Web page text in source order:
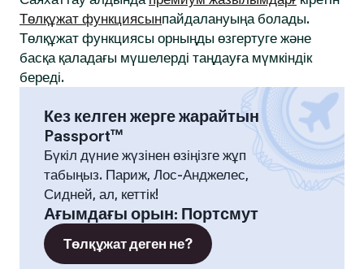
Төлқұжат функциясынпайдалануыңа болады.
Төлқұжат функциясы орныңды өзгертуге және
басқа қаладағы мүшелерді таңдауға мүмкіндік
береді.
Кез келген жерге жарайтын
Passport™
Бүкіл дүние жүзінен өзіңізге жұп
табыңыз. Париж, Лос-Анджелес,
Сидней, ал, кеттік!
Ағымдағы орын: Портсмут
Төлқұжат деген не?